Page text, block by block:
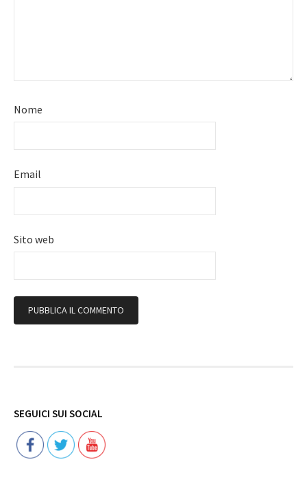
Nome
Email
Sito web
SEGUICI SUI SOCIAL